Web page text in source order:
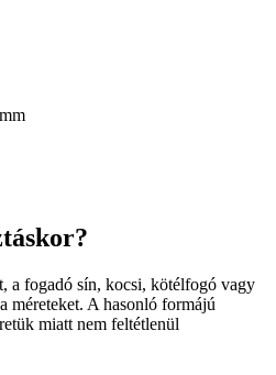
a fogadó sín, kocsi, kötélfogó vagy
méreteket. A hasonló formájú
miatt nem feltétlenül